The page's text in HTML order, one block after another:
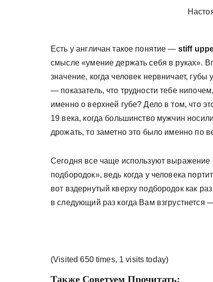
Есть у англичан такое понятие — stiff
смысле «умение держать себя в руках».
значение, когда человек нервничает,
— показатель, что трудности тебе
именно о верхней губе? Дело в том, что
19 века, когда большинство мужчин
дрожать, то заметно это было именно по
Сегодня все чаще используют выражение
подбородок», ведь когда у человека
вот вздернутый кверху подбородок как
в следующий раз когда Вам взгрустнется
(Visited 650 times, 1 visits today)
Также Советуем Прочитать: